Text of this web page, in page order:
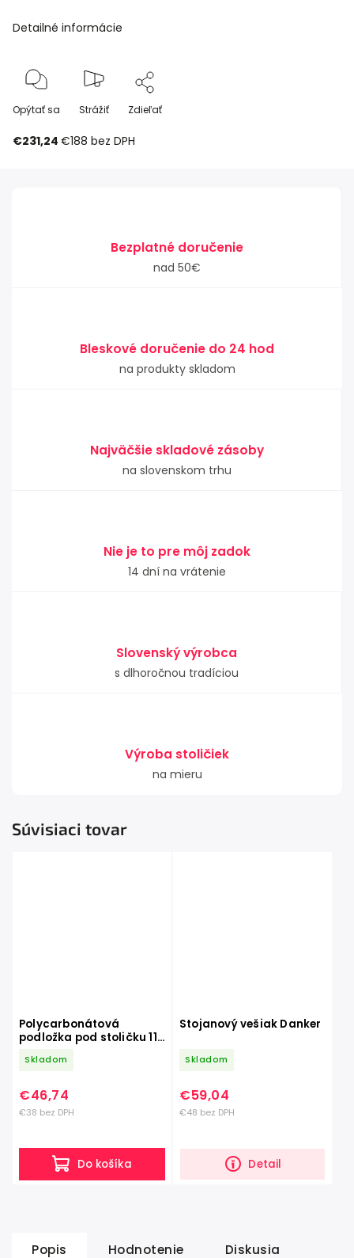
€231,24 €188 bez DPH
Detailné informácie
Opýtať sa Strážiť Zdieľať
Bezplatné doručenie
nad 50€
Bleskové doručenie do 24 hod
na produkty skladom
Najväčšie skladové zásoby
na slovenskom trhu
Nie je to pre môj zadok
14 dní na vrátenie
Slovenský výrobca
s dlhoročnou tradíciou
Výroba stoličiek
na mieru
Súvisiaci tovar
Polycarbonátová
podložka pod stoličku 119
Skladom
€38 bez DPH
€46,74
Do košíka
Stojanový vešiak Danker
Skladom
€48 bez DPH
€59,04
Detail
Popis Hodnotenie Diskusia